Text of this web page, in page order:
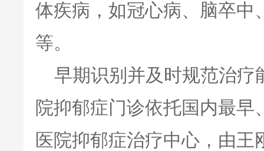
体疾病，如冠心病、脑卒中
等。
早期识别并及时规范治疗
院抑郁症门诊依托国内最
医院抑郁症治疗中心，由